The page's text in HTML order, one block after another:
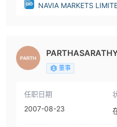
NAVIA MARKETS
ALLI董事
任职日期
2007-08-23